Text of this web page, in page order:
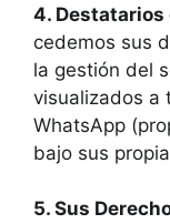
4. Destatarios
cedemos sus
la gestión del
visualizados a
WhatsApp
bajo sus
5. Sus